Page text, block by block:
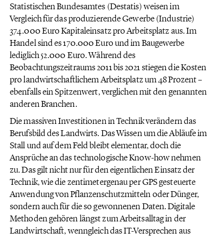
Statistischen Bundesamtes (Destatis) weisen im
Vergleich für das produzierende Gewerbe (Industrie)
374.000 Euro Kapitaleinsatz pro Arbeitsplatz aus. Im
Handel sind es 170.000 Euro und im Baugewerbe
lediglich 52.000 Euro. Während des
Beobachtungszeitraums 2011 bis 2021 stiegen die Kosten
pro landwirtschaftlichem Arbeitsplatz um 48 Prozent –
ebenfalls ein Spitzenwert, verglichen mit den genannten
anderen Branchen.
Die massiven Investitionen in Technik verändern das
Berufsbild des Landwirts. Das Wissen um die Abläufe im
Stall und auf dem Feld bleibt elementar, doch die
Ansprüche an das technologische Know-how nehmen
zu. Das gilt nicht nur für den eigentlichen Einsatz der
Technik, wie die zentimetergenau per GPS gesteuerte
Anwendung von Pflanzenschutzmitteln oder Dünger,
sondern auch für die so gewonnenen Daten. Digitale
Methoden gehören längst zum Arbeitsalltag in der
Landwirtschaft, wenngleich das IT-Versprechen aus